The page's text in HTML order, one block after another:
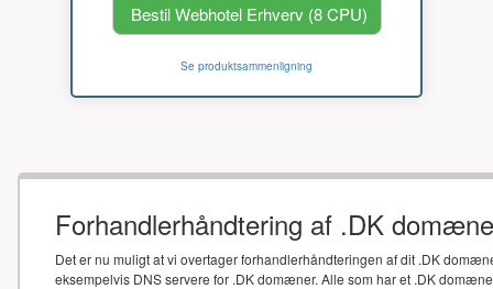
Bestil Webhotel Erhverv (8 CPU)
Se produktsammenligning
Forhandlerhåndtering af .DK
Det er nu muligt at vi overtager forhandlerhåndteringen af dit .DK
eksempelvis DNS servere for .DK domæner. Alle som har et .DK